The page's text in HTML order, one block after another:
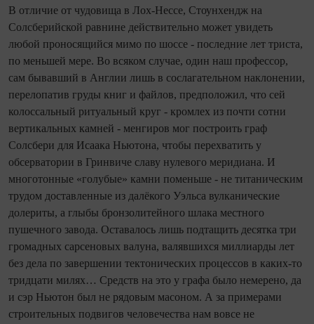
В отличие от чудовища в Лох‑Нессе, Стоунхендж на
Солсберийской равнине действительно может увидеть
любой проносящийся мимо по шоссе - последние лет триста,
по меньшей мере. Во всяком случае, один наш профессор,
сам бывавший в Англии лишь в сослагательном наклонении,
перелопатив груды книг и файлов, предположил, что сей
колоссальный ритуальный круг - кромлех из по­чти сотни
вертикальных камней - менгиров мог построить граф
Солсбери для Исаака Ньютона, чтобы перехватить у
обсерватории в Гринвиче славу нулевого меридиана. И
многотонные «голубые» камни поменьше - не титаническим
трудом доставленные из далёкого Уэльса вулканические
долериты, а глыбы бронзолитейного шлака местного
пушечного завода. Оставалось лишь подтащить десятка три
громадных сарсеновых валуна, валявшихся миллиарды лет
без дела по завершении тектонических процессов в каких‑то
три­дцати милях… Средств на это у графа было немерено, да
и сэр Ньютон был не рядовым масоном. А за примерами
строи­тель­ных подвигов человечества нам вовсе не